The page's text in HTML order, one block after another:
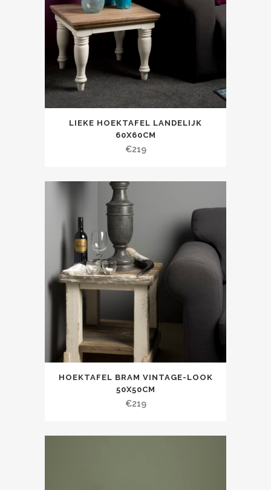
LIEKE HOEKTAFEL LANDELIJK
60X60CM
€219
HOEKTAFEL BRAM VINTAGE-LOOK
50X50CM
€219